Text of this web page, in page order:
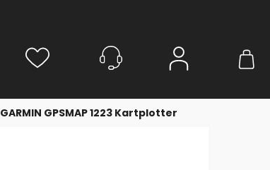
GARMIN GPSMAP 1223 Kartplotter